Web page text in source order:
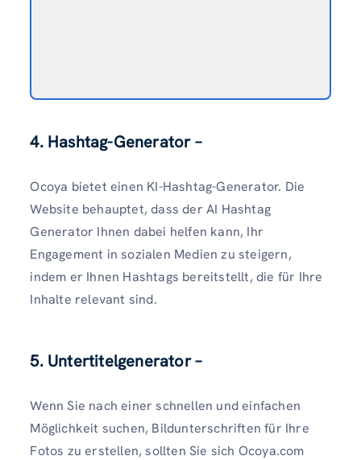
4. Hashtag-Generator –
Ocoya bietet einen KI-Hashtag-Generator. Die
Website behauptet, dass der AI Hashtag
Generator Ihnen dabei helfen kann, Ihr
Engagement in sozialen Medien zu steigern,
indem er Ihnen Hashtags bereitstellt, die für Ihre
Inhalte relevant sind.
5. Untertitelgenerator –
Wenn Sie nach einer schnellen und einfachen
Möglichkeit suchen, Bildunterschriften für Ihre
Fotos zu erstellen, sollten Sie sich Ocoya.com